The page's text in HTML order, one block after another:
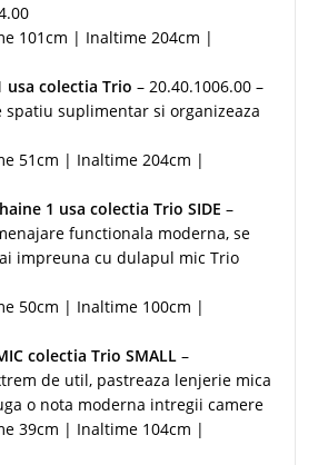
101cm | Inaltime 204cm |
usa colectia Trio – 20.40.1006.00 –
spatiu suplimentar si organizeaza
51cm | Inaltime 204cm |
1 usa colectia Trio SIDE –
functionala moderna, se
impreuna cu dulapul mic Trio
50cm | Inaltime 100cm |
colectia Trio SMALL –
de util, pastreaza lenjerie mica
o nota moderna intregii camere
39cm | Inaltime 104cm |